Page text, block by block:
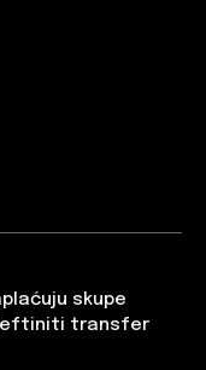
skupe
transfer